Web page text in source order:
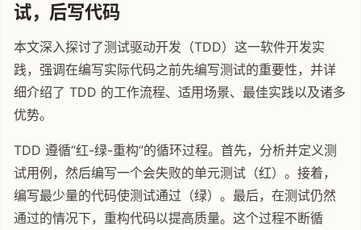
试，后写代码
本文深入探讨了测试驱动开发（TDD）这一软件开发实
践，强调在编写实际代码之前先编写测试的重要性，并详
细介绍了 TDD 的工作流程、适用场景、最佳实践以及诸多
优势。
TDD 遵循“红-绿-重构”的循环过程。首先，分析并定义测
试用例，然后编写一个会失败的单元测试（红）。接着，
编写最少量的代码使测试通过（绿）。最后，在测试仍然
通过的情况下，重构代码以提高质量。这个过程不断循